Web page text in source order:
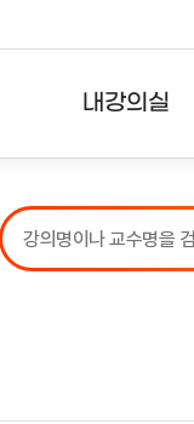
내강의실
강의리스트
수강확인증강의